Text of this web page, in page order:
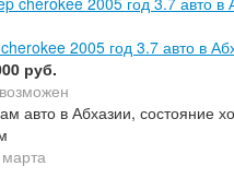
2005 год 3.7 авто в
руб.
авто в Абхазии, состояние